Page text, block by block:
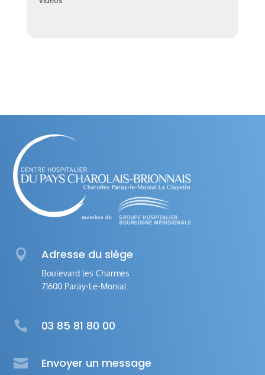
 Adresse du siège
Boulevard les Charmes
71600 Paray-Le-Monial
 03 85 81 80 00
 Envoyer un message